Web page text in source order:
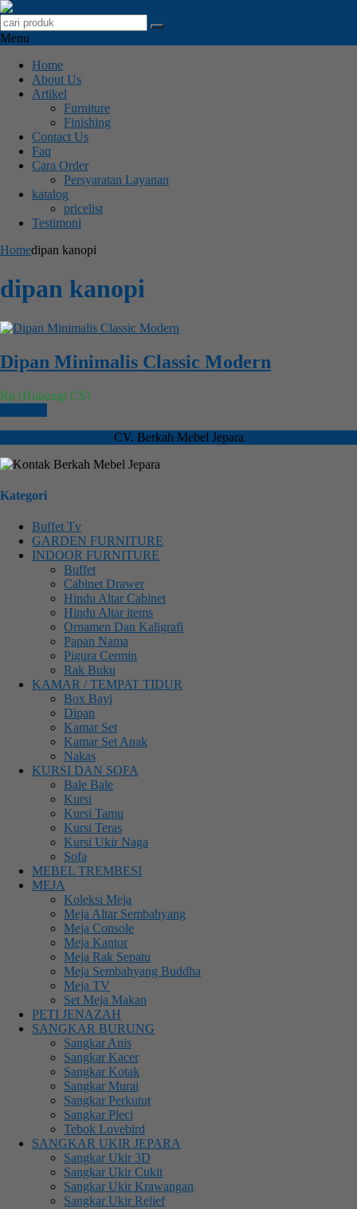
Menu
Home
About Us
Artikel
Furniture
Finishing
Contact Us
Faq
Cara Order
Persyaratan Layanan
katalog
pricelist
Testimoni
Homedipan kanopi
dipan kanopi
Dipan Minimalis Classic Modern
Rp (Hubungi CS)
CV. Berkah Mebel Jepara
Kategori
Buffet Tv
GARDEN FURNITURE
INDOOR FURNITURE
Buffet
Cabinet Drawer
Hindu Altar Cabinet
Hindu Altar items
Ornamen Dan Kaligrafi
Papan Nama
Pigura Cermin
Rak Buku
KAMAR / TEMPAT TIDUR
Box Bayi
Dipan
Kamar Set
Kamar Set Anak
Nakas
KURSI DAN SOFA
Bale Bale
Kursi
Kursi Tamu
Kursi Teras
Kursi Ukir Naga
Sofa
MEBEL TREMBESI
MEJA
Koleksi Meja
Meja Altar Sembahyang
Meja Console
Meja Kantor
Meja Rak Sepatu
Meja Sembahyang Buddha
Meja TV
Set Meja Makan
PETI JENAZAH
SANGKAR BURUNG
Sangkar Anis
Sangkar Kacer
Sangkar Kotak
Sangkar Murai
Sangkar Perkutut
Sangkar Pleci
Tebok Lovebird
SANGKAR UKIR JEPARA
Sangkar Ukir 3D
Sangkar Ukir Cukit
Sangkar Ukir Krawangan
Sangkar Ukir Relief